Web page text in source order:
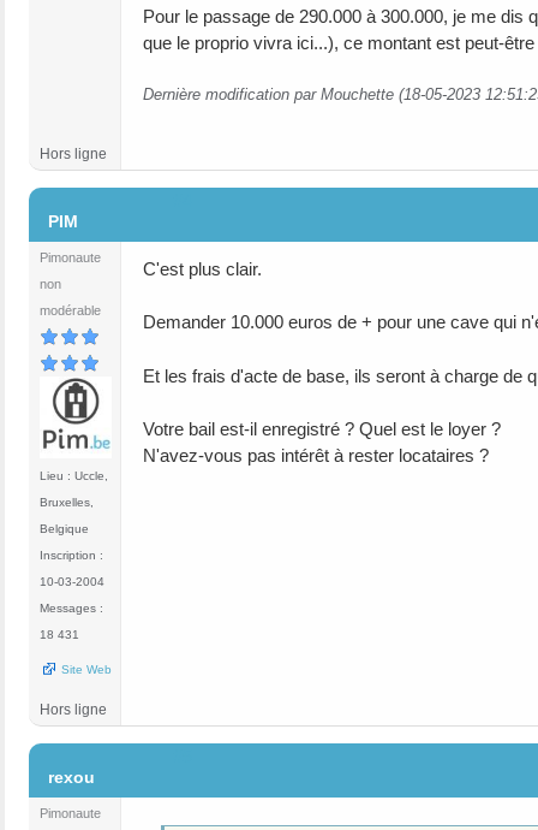
Pour le passage de 290.000 à 300.000, je me dis
que le proprio vivra ici...), ce montant est peut-
Dernière modification par Mouchette (18-05-2023
Hors ligne
PIM
Pimonaute
non
modérable
Lieu : Uccle,
Bruxelles,
Belgique
Inscription :
10-03-2004
Messages :
18 431
Site Web
C'est plus clair.
Demander 10.000 euros de + pour une cave qui
Et les frais d'acte de base, ils seront à charge de
Votre bail est-il enregistré ? Quel est le loyer ?
N'avez-vous pas intérêt à rester locataires ?
Hors ligne
rexou
Pimonaute